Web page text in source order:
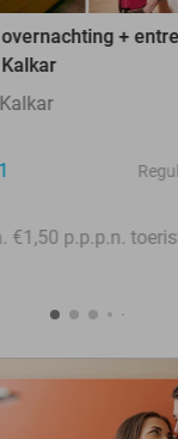
+
€1,50 p.p.p.n.